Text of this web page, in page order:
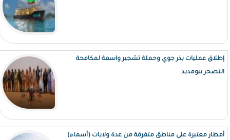
إطلاق عمليات بذر جوي وحملة تشجير واسعة لمكافحة
التصحر ببومديد
أمطار معتبرة على مناطق متفرقة من عدة ولايات (أسماء)